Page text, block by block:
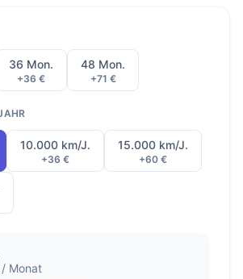
36 Mon.
+36 €
48 Mon.
+71 €
10.000 km/J.
+36 €
15.000 km/J.
+60 €
/ Monat